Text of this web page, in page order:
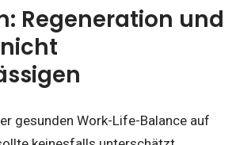
Regeneration und
gesunden Work-Life-Balance auf